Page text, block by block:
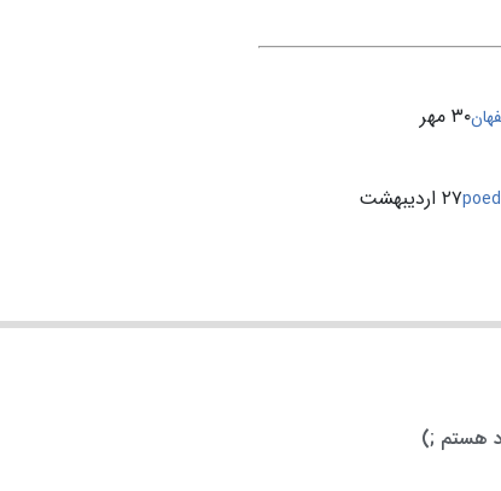
۳۰ مهر
۲۷ اردیبهشت
هستم ;)